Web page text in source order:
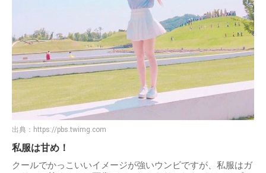
出典： https://pbs.twimg.com
私服は甘め！
クールでかっこいいイメージが強いウンビですが、私服はガ